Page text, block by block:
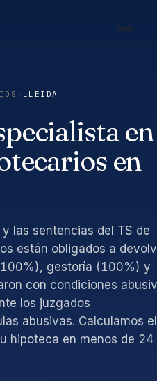
› LLEIDA
en
en
las sentencias del TS de
están obligados a
gestoría (100%) y
con condiciones
los juzgados
abusivas. Calculamos el
hipoteca en menos de 24